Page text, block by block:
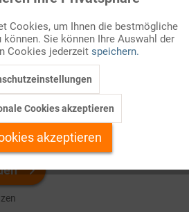
brauchen Sie?
Inaktiv
Inaktiv
Cookies, um Ihnen die bestmögliche
Sie können Ihre Auswahl der
Cookies jederzeit speichern.
Cookies akzeptieren
akzeptieren